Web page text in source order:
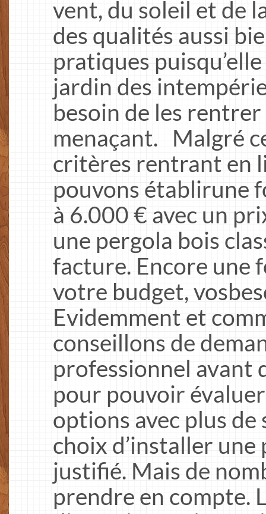
vent, du soleil et de
des qualités aussi
pratiques
jardin des
besoin de les
menaçant. Malgré
critères rentrant en
pouvons établirune
à 6.000 € avec un
une pergola bois
facture. Encore une
votre budget,
Evidemment et
conseillons de
professionnel avant
pour pouvoir
options avec plus
choix d’installer
justifié. Mais de
prendre en compte.